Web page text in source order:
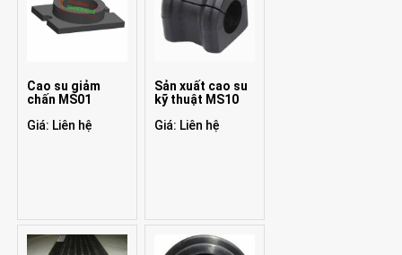
Cao su giảm
chấn MS01
Giá: Liên hệ
Sản xuất cao su
kỹ thuật MS10
Giá: Liên hệ